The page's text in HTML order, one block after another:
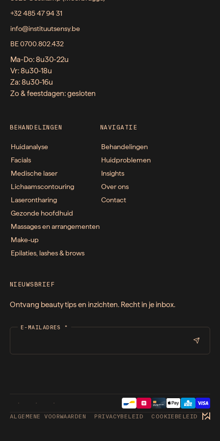
+32 485 47 94 31
info@instituutsensy.be
BE 0700.802.432
Ma-Do: 8u30-22u
Vr: 8u30-18u
Za: 8u30-16u
Zo & feestdagen: gesloten
BEHANDELINGEN
Huidanalyse
Facials
Medische laser
Lichaamscontouring
Laserontharing
Gezonde hoofdhuid
Massages en arrangementen
Make-up
Epilaties, lashes & brows
NAVIGATIE
Behandelingen
Huidproblemen
Insights
Over ons
Contact
NIEUWSBRIEF
Ontvang beauty tips en inzichten. Recht in je inbox.
E-MAILADRES *
ALGEMENE VOORWAARDEN PRIVACYBELEID COOKIEBELEID